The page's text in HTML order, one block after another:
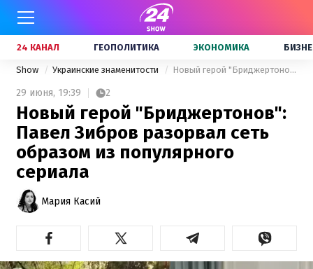
24 КАНАЛ ГЕОПОЛИТИКА ЭКОНОМИКА
Show Украинские знаменитости Новый герой "Бриджертонов": Павел Зибров разорвал сеть образом из популярного сериала
29 июня, 19:39 2
Новый герой "Бриджертонов":
Павел Зибров разорвал сеть
образом из популярного
сериала
Мария Касий